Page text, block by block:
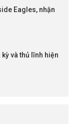
Eagles, nhận
và thủ lĩnh hiện